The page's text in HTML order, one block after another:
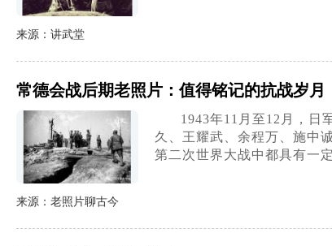
来源：讲武堂
常德会战后期老照片：值得铭记的抗战岁月
1943年11月至12月，日
久、王耀武、余程万、施中
第二次世界大战中都具有一
来源：老照片聊古今